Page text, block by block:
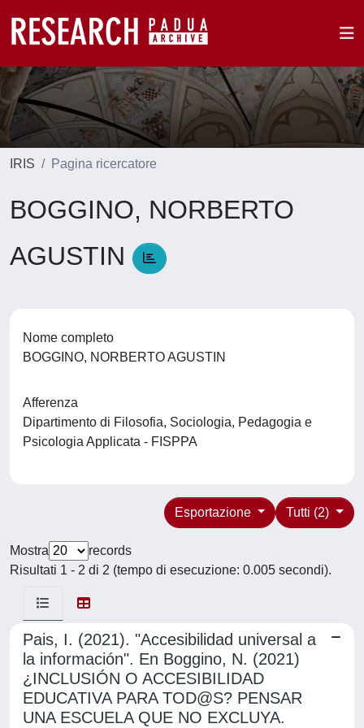
IRIS Pagina ricercatore
BOGGINO, NORBERTO
AGUSTIN
Nome completo
BOGGINO, NORBERTO AGUSTIN
Afferenza
Dipartimento di Filosofia, Sociologia, Pedagogia e
Psicologia Applicata - FISPPA
Tutti (2)
Esportazione
Mostra
records
Risultati 1 - 2 di 2 (tempo di esecuzione: 0.005 secondi).
Pais, I. (2021). "Accesibilidad universal a
la información". En Boggino, N. (2021)
¿INCLUSIÓN O ACCESIBILIDAD
EDUCATIVA PARA TOD@S? PENSAR
UNA ESCUELA QUE NO EXCLUYA.